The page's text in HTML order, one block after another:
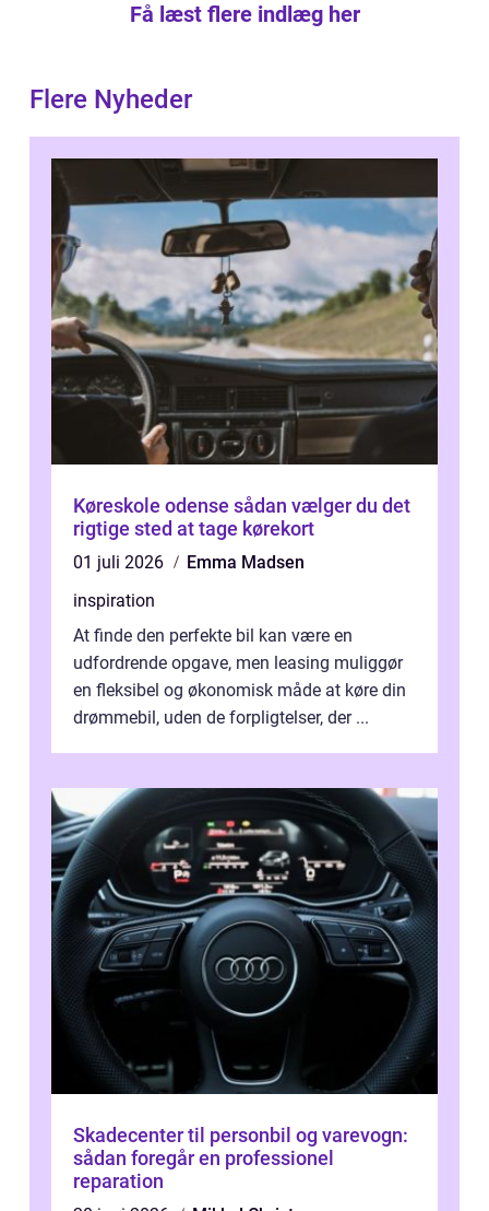
Få læst flere indlæg her
Flere Nyheder
Køreskole odense sådan vælger du det
rigtige sted at tage kørekort
01 juli 2026
Emma Madsen
inspiration
At finde den perfekte bil kan være en
udfordrende opgave, men leasing muliggør
en fleksibel og økonomisk måde at køre din
drømmebil, uden de forpligtelser, der ...
Skadecenter til personbil og varevogn:
sådan foregår en professionel
reparation